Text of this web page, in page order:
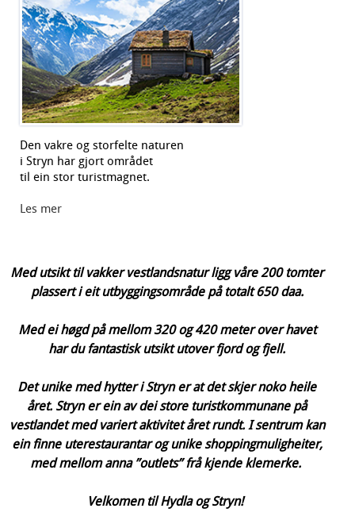
Den vakre og storfelte naturen
i Stryn har gjort området
til ein stor turistmagnet.
Les mer
Med utsikt til vakker vestlandsnatur ligg våre 200 tomter
plassert i eit utbyggingsområde på totalt 650 daa.
Med ei høgd på mellom 320 og 420 meter over havet
har du fantastisk utsikt utover fjord og fjell.
Det unike med hytter i Stryn er at det skjer noko heile
året. Stryn er ein av dei store turistkommunane på
vestlandet med variert aktivitet året rundt. I sentrum kan
ein finne uterestaurantar og unike shoppingmuligheiter,
med mellom anna ”outlets” frå kjende klemerke.
Velkomen til Hydla og Stryn!